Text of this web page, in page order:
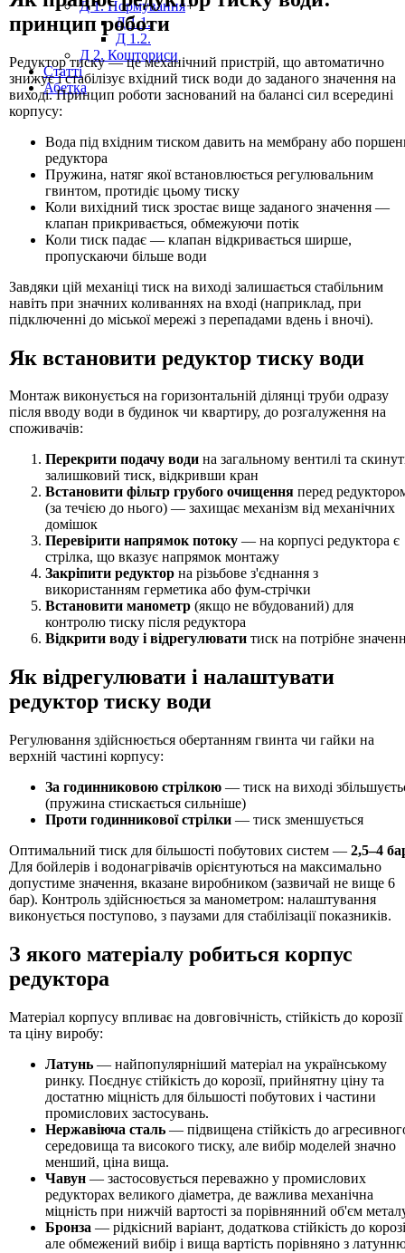
Д 1. Нормування+
Д 1.1.
Д 1.2.
Д 2. Кошториси
Статті
Абетка
принцип роботи
Редуктор тиску — це механічний пристрій, що автоматично
знижує і стабілізує вхідний тиск води до заданого значення на
виході. Принцип роботи заснований на балансі сил всередині
корпусу:
Вода під вхідним тиском давить на мембрану або
редуктора
Пружина, натяг якої встановлюється регулювальним
гвинтом, протидіє цьому тиску
Коли вихідний тиск зростає вище заданого значення —
клапан прикривається, обмежуючи потік
Коли тиск падає — клапан відкривається ширше,
пропускаючи більше води
Завдяки цій механіці тиск на виході залишається стабільним
навіть при значних коливаннях на вході (наприклад, при
підключенні до міської мережі з перепадами вдень і вночі).
Як встановити редуктор тиску води
Монтаж виконується на горизонтальній ділянці труби одразу
після вводу води в будинок чи квартиру, до розгалуження на
споживачів:
Перекрити подачу води на загальному вентилі та
залишковий тиск, відкривши кран
Встановити фільтр грубого очищення перед
(за течією до нього) — захищає механізм від механічних
домішок
Перевірити напрямок потоку — на корпусі редуктора є
стрілка, що вказує напрямок монтажу
Закріпити редуктор на різьбове з'єднання з
використанням герметика або фум-стрічки
Встановити манометр (якщо не вбудований) для
контролю тиску після редуктора
Відкрити воду і відрегулювати тиск на потрібне
Як відрегулювати і налаштувати
редуктор тиску води
Регулювання здійснюється обертанням гвинта чи гайки на
верхній частині корпусу:
За годинниковою стрілкою — тиск на виході
(пружина стискається сильніше)
Проти годинникової стрілки — тиск зменшується
Оптимальний тиск для більшості побутових систем — 2,5–4
Для бойлерів і водонагрівачів орієнтуються на максимально
допустиме значення, вказане виробником (зазвичай не вище 6
бар). Контроль здійснюється за манометром: налаштування
виконується поступово, з паузами для стабілізації показників.
З якого матеріалу робиться корпус
редуктора
Матеріал корпусу впливає на довговічність, стійкість до корозії
та ціну виробу:
Латунь — найпопулярніший матеріал на українському
ринку. Поєднує стійкість до корозії, прийнятну ціну та
достатню міцність для більшості побутових і частини
промислових застосувань.
Нержавіюча сталь — підвищена стійкість до
середовища та високого тиску, але вибір моделей значно
менший, ціна вища.
Чавун — застосовується переважно у промислових
редукторах великого діаметра, де важлива механічна
міцність при нижчій вартості за порівнянний об'єм
Бронза — рідкісний варіант, додаткова стійкість до
але обмежений вибір і вища вартість порівняно з